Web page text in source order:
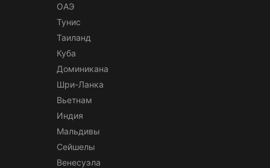
ОАЭ
Тунис
Таиланд
Куба
Доминикана
Шри-Ланка
Вьетнам
Индия
Мальдивы
Сейшелы
Венесуэла